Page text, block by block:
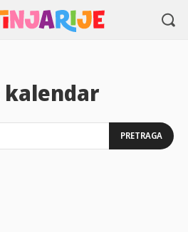
kalendar
PRETRAGA